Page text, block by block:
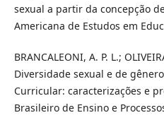
sexual a partir da concepção
Americana de Estudos em
BRANCALEONI, A. P. L.;
Diversidade sexual e de
Curricular: caracterizações e
Brasileiro de Ensino e